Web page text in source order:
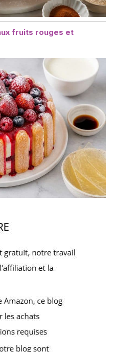
fruits rouges et